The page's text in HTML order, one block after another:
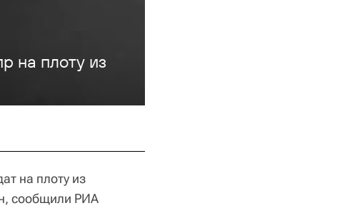
на плоту из
на плоту из
сообщили РИА